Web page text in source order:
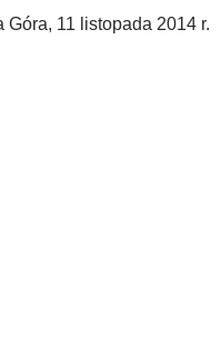
Góra, 11 listopada 2014 r.